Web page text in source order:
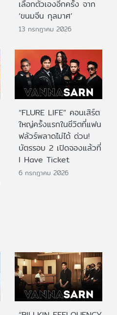
เลือกตัวเองอีกครั้ง จาก
‘ขนมจีน กุลมาศ’
13 กรกฎาคม 2026
“FLURE LIFE” คอนเสิร์ต
ใหญ่ครั้งแรกในชีวิตที่แฟน
ฟลัวร์พลาดไม่ได้ ด่วน!
บัตรรอบ 2 เปิดจองแล้วที่
I Have Ticket
6 กรกฎาคม 2026